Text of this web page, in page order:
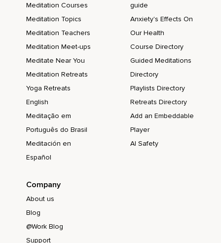
Meditation Courses
Meditation Topics
Meditation Teachers
Meditation Meet-ups
Meditate Near You
Meditation Retreats
Yoga Retreats
English
Meditação em
Português do Brasil
Meditación en
Español
guide
Anxiety's Effects On
Our Health
Course Directory
Guided Meditations
Directory
Playlists Directory
Retreats Directory
Add an Embeddable
Player
AI Safety
Company
About us
Blog
@Work Blog
Support